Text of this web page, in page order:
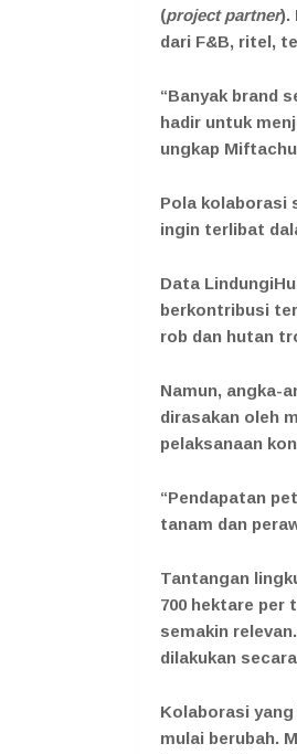
(project partner).
dari F&B, ritel,
“Banyak brand
hadir untuk
ungkap
Pola kolaborasi
ingin terlibat
Data
berkontribusi
rob dan hutan
Namun, angka-
dirasakan oleh
pelaksanaan
“Pendapatan
tanam dan
Tantangan
700 hektare per
semakin
dilakukan
Kolaborasi
mulai berubah.